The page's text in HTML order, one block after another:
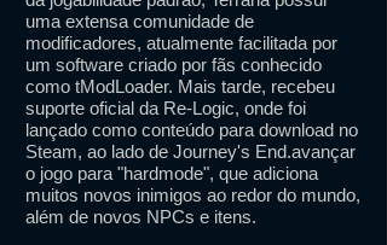
uma extensa comunidade de
modificadores, atualmente facilitada por
um software criado por fãs conhecido
como tModLoader. Mais tarde, recebeu
suporte oficial da Re-Logic, onde foi
lançado como conteúdo para download no
Steam, ao lado de Journey's End.avançar
o jogo para "hardmode", que adiciona
muitos novos inimigos ao redor do mundo,
além de novos NPCs e itens.